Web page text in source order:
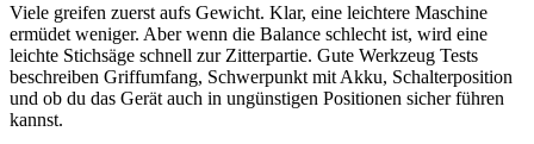
Viele greifen zuerst aufs Gewicht. Klar, eine leichtere Maschine
ermüdet weniger. Aber wenn die Balance schlecht ist, wird eine
leichte Stichsäge schnell zur Zitterpartie. Gute Werkzeug Tests
beschreiben Griffumfang, Schwerpunkt mit Akku, Schalterposition
und ob du das Gerät auch in ungünstigen Positionen sicher führen
kannst.